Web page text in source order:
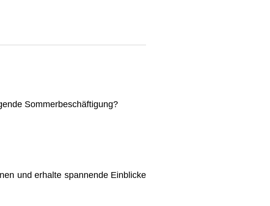
Sommerbeschäftigung?
und erhalte spannende Einblicke